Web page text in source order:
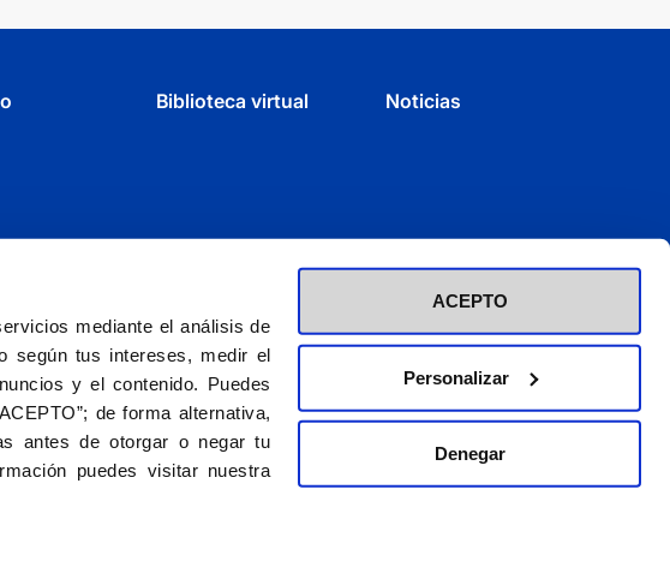
mediante el análisis de
según tus intereses, medir el
y el contenido. Puedes
de forma alternativa,
antes de otorgar o negar tu
puedes visitar nuestra
ACEPTO
Personalizar
Denegar
Biblioteca virtual Noticias
Pablo CEU - entidad inscrita en el Registro de Fundaciones con el nº 60 / CIF (G-28423275)
El CEU es una obra de la Asociación Católica de Propagandistas